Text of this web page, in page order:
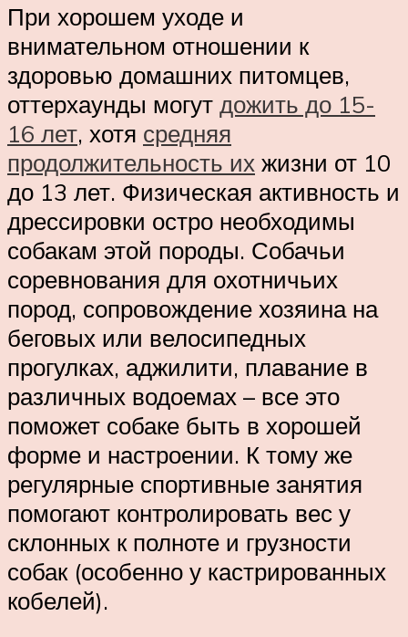
При хорошем уходе и
внимательном отношении к
здоровью домашних питомцев,
оттерхаунды могут дожить до 15-
16 лет, хотя средняя
продолжительность их жизни от 10
до 13 лет. Физическая активность и
дрессировки остро необходимы
собакам этой породы. Собачьи
соревнования для охотничьих
пород, сопровождение хозяина на
беговых или велосипедных
прогулках, аджилити, плавание в
различных водоемах – все это
поможет собаке быть в хорошей
форме и настроении. К тому же
регулярные спортивные занятия
помогают контролировать вес у
склонных к полноте и грузности
собак (особенно у кастрированных
кобелей).